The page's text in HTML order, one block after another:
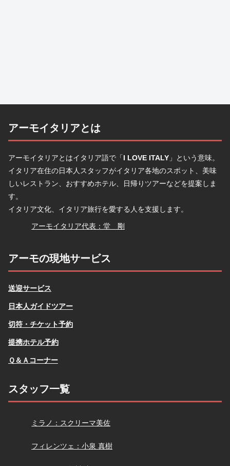
アーモイタリアとは
アーモイタリアとはイタリア語で「I LOVE ITALY 」という意味。
イタリア在住の日本人スタッフがイタリア各地のスポット、美味
しいレストラン、おすすめホテル、日帰りツアーなどを提案しま
す。
イタリア文化、イタリア旅行を愛する人を支援します。
堂
アーモイタリア代表：堂 剛
アーモの現地サービス
送迎サービス
日本人ガイドツアー
切符・チケット予約
提携ホテル予約
Ｑ＆Ａコーナー
スタッフ一覧
スクリーマ
ミラノ：スクリーマ美佐
小泉
フィレンツェ：小泉 真樹